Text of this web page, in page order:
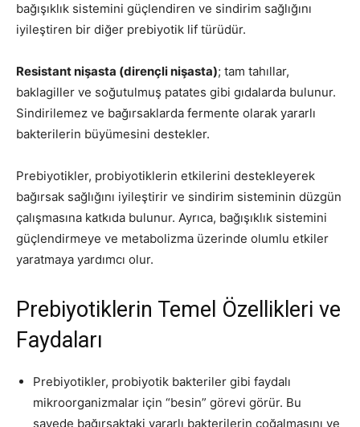
bağışıklık sistemini güçlendiren ve sindirim sağlığını
iyileştiren bir diğer prebiyotik lif türüdür.
Resistant nişasta (dirençli nişasta); tam tahıllar,
baklagiller ve soğutulmuş patates gibi gıdalarda bulunur.
Sindirilemez ve bağırsaklarda fermente olarak yararlı
bakterilerin büyümesini destekler.
Prebiyotikler, probiyotiklerin etkilerini destekleyerek
bağırsak sağlığını iyileştirir ve sindirim sisteminin düzgün
çalışmasına katkıda bulunur. Ayrıca, bağışıklık sistemini
güçlendirmeye ve metabolizma üzerinde olumlu etkiler
yaratmaya yardımcı olur.
Prebiyotiklerin Temel Özellikleri ve
Faydaları
Prebiyotikler, probiyotik bakteriler gibi faydalı
mikroorganizmalar için “besin” görevi görür. Bu
sayede bağırsaktaki yararlı bakterilerin çoğalmasını ve